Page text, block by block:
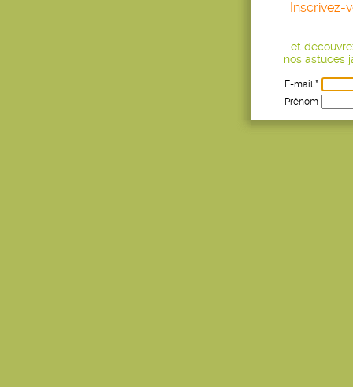
Inscrivez-
...et
nos astuces
E-mail *
Prénom
Age